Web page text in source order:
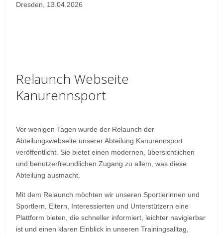
Dresden, 13.04.2026
Relaunch Webseite
Kanurennsport
Vor wenigen Tagen wurde der Relaunch der
Abteilungswebseite unserer Abteilung Kanurennsport
veröffentlicht. Sie bietet einen modernen, übersichtlichen
und benutzerfreundlichen Zugang zu allem, was diese
Abteilung ausmacht.
Mit dem Relaunch möchten wir unseren Sportlerinnen und
Sportlern, Eltern, Interessierten und Unterstützern eine
Plattform bieten, die schneller informiert, leichter navigierbar
ist und einen klaren Einblick in unseren Trainingsalltag,